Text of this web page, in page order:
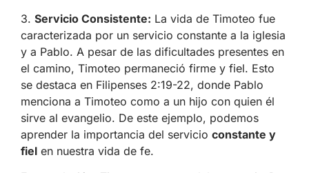
3. Servicio Consistente: La vida de Timoteo fue
caracterizada por un servicio constante a la iglesia
y a Pablo. A pesar de las dificultades presentes en
el camino, Timoteo permaneció firme y fiel. Esto
se destaca en Filipenses 2:19-22, donde Pablo
menciona a Timoteo como a un hijo con quien él
sirve al evangelio. De este ejemplo, podemos
aprender la importancia del servicio constante y
fiel en nuestra vida de fe.